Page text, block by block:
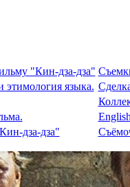
"Кин-дза-дза"
этимология языка.
дза-дза"